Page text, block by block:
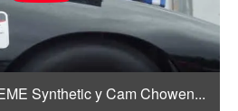
Synthetic y Cam Chowen...